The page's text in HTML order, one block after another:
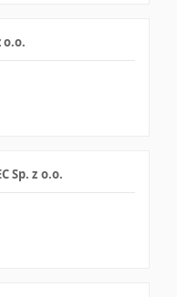
o.o.
Sp. z o.o.